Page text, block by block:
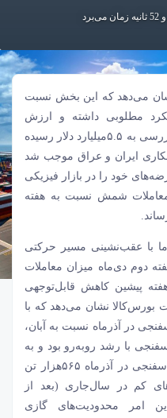
نشان می‌دهد که این بخش نسبت
مطلوبی داشته و ارزش
صادرات این زنجیره در مدت مورد بررسی به ۵.۵میلیارد دلار رسیده
ایران و عراق موجب شد
خود را در بازار فیزیکی
شمش نسبت به هفته
با عقب‌‌‌نشینی مسیر حرکتی
دوم دی‌ماه میزان معاملات
پیشین کاهش قابل‌توجهی
بورس‌کالا نشان می‌دهد که با
اسفنجی در آذرماه نسبت به آبان،
با رشد روبه‌‌‌رو بود و به
۸۸‌درصد رسید. میزان عرضه آهن اسفنجی در آذرماه ۵۶۵‌هزار تن
کم در سال‌جاری (بعد از
امر محدودیت‌های گازی